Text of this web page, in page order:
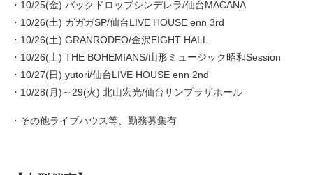
・10/25(金) バックドロップシンデレラ/仙台MACANA
・10/26(土) ガガガSP/仙台LIVE HOUSE enn 3rd
・10/26(土) GRANRODEO/金沢EIGHT HALL
・10/26(土) THE BOHEMIANS/山形ミュージック昭和Session
・10/27(日) yutori/仙台LIVE HOUSE enn 2nd
・10/28(月)～29(火) 北山宏光/仙台サンプラザホール
・その他ライブハウス等、勤務募集有